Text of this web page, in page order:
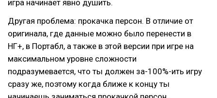
игра начинает явно душить.
Другая проблема: прокачка персон. В отличие от
оригинала, где данные можно было перенести в
НГ+, в Портабл, а также в этой версии при игре на
максимальном уровне сложности
подразумевается, что ты должен за-100%-ить игру
сразу же, поэтому когда ближе к концу ты